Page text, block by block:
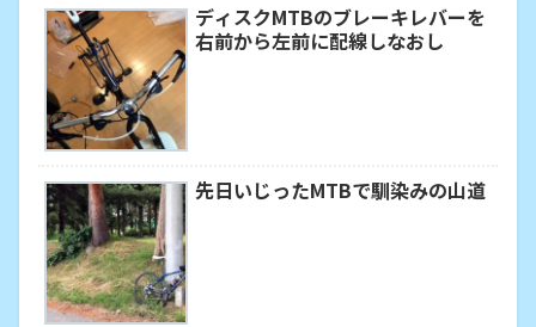
ディスクMTBのブレーキレバーを
右前から左前に配線しなおし
先日いじったMTBで馴染みの山道